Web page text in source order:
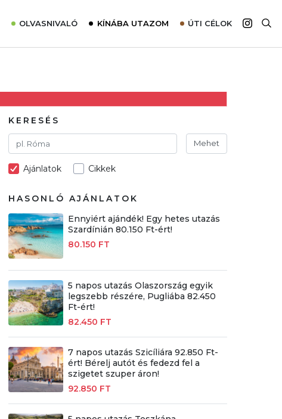
OLVASNIVALÓ
Utazómajom – CitySIM kártya a világutazóknak
Élménybeszámolók
Szállodalátogatás
Sajtómegjelenések
KÍNÁBA UTAZOM ÚTI CÉLOK
Afrika
KERESÉS
Mehet
Ajánlatok Cikkek
HASONLÓ AJÁNLATOK
Ennyiért ajándék! Egy hetes utazás
Szardínián 80.150 Ft-ért!
80.150 FT
5 napos utazás Olaszország egyik
legszebb részére, Pugliába 82.450
Ft-ért!
82.450 FT
7 napos utazás Szicíliára 92.850 Ft-
ért! Bérelj autót és fedezd fel a
szigetet szuper áron!
92.850 FT